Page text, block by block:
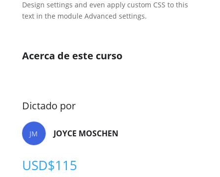
Design settings and even apply custom CSS to this
text in the module Advanced settings.
Acerca de este curso
Dictado por
JM JOYCE MOSCHEN
USD$115